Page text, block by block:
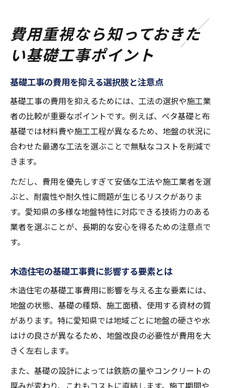
費用重視なら知っておきた
い基礎工事ポイント
基礎工事の費用を抑える選択肢と注意点
基礎工事の費用を抑えるためには、工法の選択や施工業
者の比較が重要なポイントです。例えば、ベタ基礎と布
基礎では材料費や施工工程が異なるため、地盤の状況に
合わせた最適な工法を選ぶことで無駄なコストを削減で
きます。
ただし、費用を優先しすぎて安価な工法や施工業者を選
ぶと、耐震性や耐久性に問題が生じるリスクがありま
す。愛知県の多様な地盤特性に対応できる技術力のある
業者を選ぶことが、長期的な安心を得るための注意点で
す。
木造住宅の基礎工事費に影響する要素とは
木造住宅の基礎工事費用に影響を与える主な要素には、
地盤の状態、基礎の種類、施工面積、使用する資材の質
があります。特に愛知県では地域ごとに地盤の硬さや水
はけの良さが異なるため、地盤改良の必要性が費用を大
きく左右します。
また、基礎の設計によっては鉄筋の量やコンクリートの